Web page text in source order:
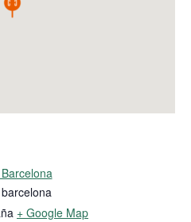
+ Google Map